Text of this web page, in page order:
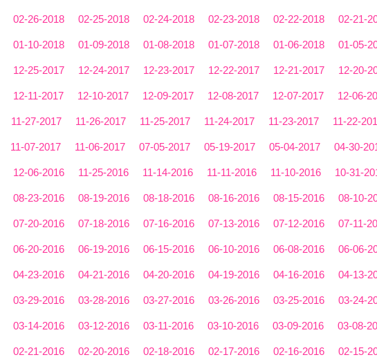
02-26-2018 02-25-2018 02-24-2018 02-23-2018 02-22-2018 02-21-
01-10-2018 01-09-2018 01-08-2018 01-07-2018 01-06-2018 01-05-
12-25-2017 12-24-2017 12-23-2017 12-22-2017 12-21-2017 12-20-
12-11-2017 12-10-2017 12-09-2017 12-08-2017 12-07-2017 12-06-
11-27-2017 11-26-2017 11-25-2017 11-24-2017 11-23-2017 11-22-
11-07-2017 11-06-2017 07-05-2017 05-19-2017 05-04-2017 04-30-
12-06-2016 11-25-2016 11-14-2016 11-11-2016 11-10-2016 10-31-
08-23-2016 08-19-2016 08-18-2016 08-16-2016 08-15-2016 08-10-
07-20-2016 07-18-2016 07-16-2016 07-13-2016 07-12-2016 07-11-
06-20-2016 06-19-2016 06-15-2016 06-10-2016 06-08-2016 06-06-
04-23-2016 04-21-2016 04-20-2016 04-19-2016 04-16-2016 04-13-
03-29-2016 03-28-2016 03-27-2016 03-26-2016 03-25-2016 03-24-
03-14-2016 03-12-2016 03-11-2016 03-10-2016 03-09-2016 03-08-
02-21-2016 02-20-2016 02-18-2016 02-17-2016 02-16-2016 02-15-